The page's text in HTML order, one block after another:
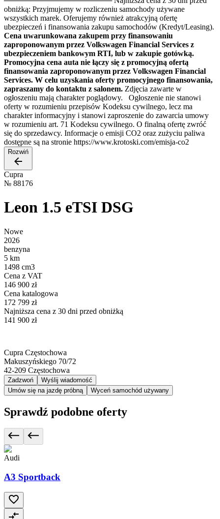
obniżką: Przyjmujemy w rozliczeniu samochody używane
wszystkich marek. Oferujemy również atrakcyjną ofertę
ubezpieczeń i finansowania zakupu samochodów (Kredyt/Leasing).
Cena uwarunkowana zakupem przy finansowaniu
zaproponowanym przez Volkswagen Financial Services z
ubezpieczeniem bankowym RTI, lub w zakupie gotówką.
Promocyjna cena auta nie łączy się z promocyjną ofertą
finansowania zaproponowanym przez Volkswagen Financial
Services. W celu uzyskania oferty promocyjnego finansowania,
zapraszamy do kontaktu z salonem. Zdjęcia zawarte w
ogłoszeniu mają charakter poglądowy. Ogłoszenie nie stanowi
oferty w rozumieniu przepisów Kodeksu cywilnego, lecz ma
charakter informacyjny i stanowi zaproszenie do zawarcia umowy
w rozumieniu art. 71 Kodeksu cywilnego. O finalną ofertę zwróć
się do sprzedawcy. Informacje o emisji CO2 oraz zużyciu paliwa
dostępne są na stronie https://www.krotoski.com/emisja-co2
Rozwiń
Cupra
№ 88176
Leon 1.5 eTSI DSG
Nowe
2026
benzyna
5 km
1498 cm3
Cena z VAT
146 900 zł
Cena katalogowa
172 799 zł
Najniższa cena z 30 dni przed obniżką
141 900 zł
Cupra Częstochowa
Makuszyńskiego 70/72
42-209 Częstochowa
Zadzwoń
Wyślij wiadomość
Umów się na jazdę próbną
Wyceń samochód używany
Sprawdź podobne oferty
Audi
A3 Sportback